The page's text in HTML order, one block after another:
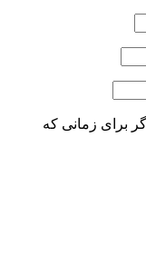
برای زمانی که